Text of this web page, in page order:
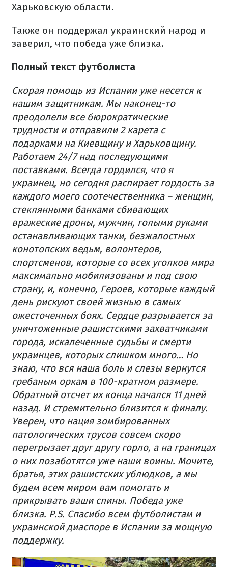
Харьковскую области.
Также он поддержал украинский народ и
заверил, что победа уже близка.
Полный текст футболиста
Скорая помощь из Испании уже несется к
нашим защитникам. Мы наконец-то
преодолели все бюрократические
трудности и отправили 2 карета с
подарками на Киевщину и Харьковщину.
Работаем 24/7 над последующими
поставками. Всегда гордился, что я
украинец, но сегодня распирает гордость за
каждого моего соотечественника – женщин,
стеклянными банками сбивающих
вражеские дроны, мужчин, голыми руками
останавливающих танки, безжалостных
конотопских ведьм, волонтеров,
спортсменов, которые со всех уголков мира
максимально мобилизованы и под свою
страну, и, конечно, Героев, которые каждый
день рискуют своей жизнью в самых
ожесточенных боях. Сердце разрывается за
уничтоженные рашистскими захватчиками
города, искалеченные судьбы и смерти
украинцев, которых слишком много… Но
знаю, что вся наша боль и слезы вернутся
гребаным оркам в 100-кратном размере.
Обратный отсчет их конца начался 11 дней
назад. И стремительно близится к финалу.
Уверен, что нация зомбированных
патологических трусов совсем скоро
перегрызает друг другу горло, а на границах
о них позаботятся уже наши воины. Мочите,
братья, этих рашистских ублюдков, а мы
будем всем миром вам помогать и
прикрывать ваши спины. Победа уже
близка. P.S. Спасибо всем футболистам и
украинской диаспоре в Испании за мощную
поддержку.